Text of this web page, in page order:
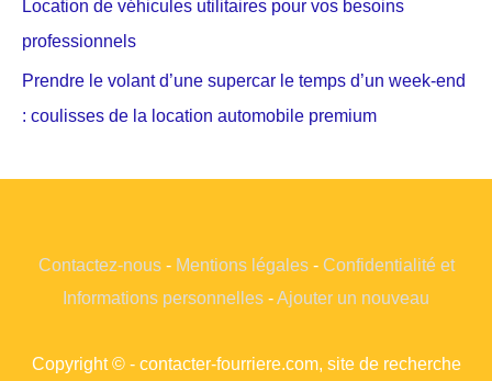
Location de véhicules utilitaires pour vos besoins
professionnels
Prendre le volant d’une supercar le temps d’un week-end
: coulisses de la location automobile premium
Contactez-nous- Mentions légales- Confidentialité et
Informations personnelles -Ajouter un nouveau
Copyright © - contacter-fourriere.com, site de recherche